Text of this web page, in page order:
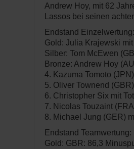
Andrew Hoy, mit 62
Lassos bei seinen
Endstand Einzelwertung:
Gold: Julia Krajewski
Silber: Tom McEwen
Bronze: Andrew Hoy
4. Kazuma Tomoto
5. Oliver Townend
6. Christopher Six mit
7. Nicolas Touzaint
8. Michael Jung (GER)
Endstand Teamwertung:
Gold: GBR: 86,3